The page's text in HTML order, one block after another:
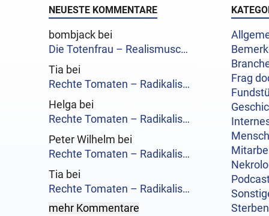
NEUESTE KOMMENTARE
bombjack bei
Die Totenfrau – Realismusc…
Tia bei
Rechte Tomaten – Radikalis…
Helga bei
Rechte Tomaten – Radikalis…
Peter Wilhelm bei
Rechte Tomaten – Radikalis…
Tia bei
Rechte Tomaten – Radikalis…
mehr Kommentare
Frag